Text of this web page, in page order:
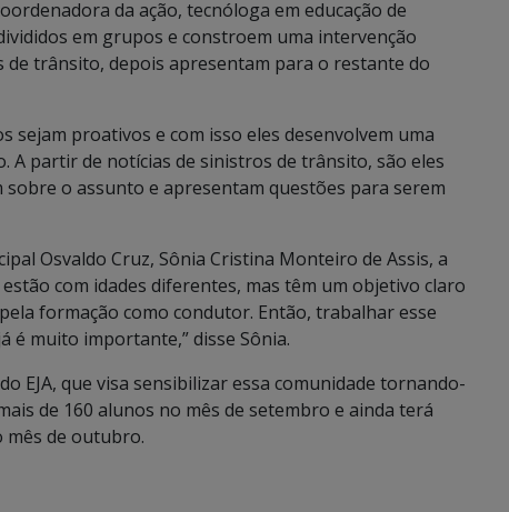
da ação, tecnóloga em educação de
em grupos e constroem uma intervenção
trânsito, depois apresentam para o restante do
sejam proativos e com isso eles desenvolvem uma
partir de notícias de sinistros de trânsito, são eles
o assunto e apresentam questões para serem
Osvaldo Cruz, Sônia Cristina Monteiro de Assis, a
com idades diferentes, mas têm um objetivo claro
formação como condutor. Então, trabalhar esse
é muito importante,” disse Sônia.
EJA, que visa sensibilizar essa comunidade tornando-
de 160 alunos no mês de setembro e ainda terá
mês de outubro.